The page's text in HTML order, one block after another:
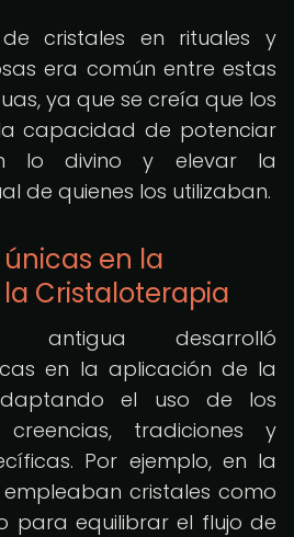
cristales en rituales y
era común entre estas
ya que se creía que los
capacidad de potenciar
lo divino y elevar la
de quienes los utilizaban.
en la
Cristaloterapia
antigua desarrolló
en la aplicación de la
el uso de los
tradiciones y
Por ejemplo, en la
cristales como
para equilibrar el flujo de